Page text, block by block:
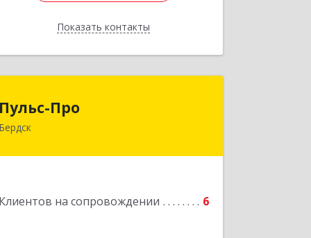
Показать контакты
Назад
Пульс-Про
Бердск
Клиентов на сопровождении 6
633010, Новосибирская обл, Бердск,